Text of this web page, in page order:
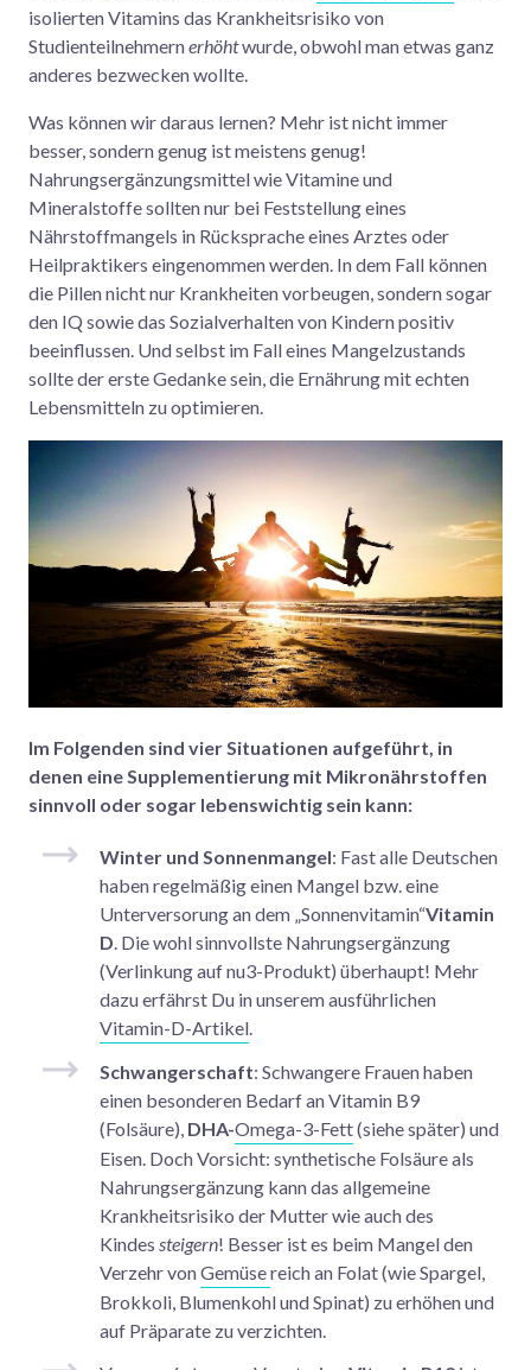
isolierten Vitamins das Krankheitsrisiko von
Studienteilnehmernerhöhtwurde, obwohl man etwas ganz
anderes bezwecken wollte.
Was können wir daraus lernen? Mehr ist nicht immer
besser, sondern genug ist meistens genug!
Nahrungsergänzungsmittel wie Vitamine und
Mineralstoffe sollten nur bei Feststellung eines
Nährstoffmangels in Rücksprache eines Arztes oder
Heilpraktikers eingenommen werden. In dem Fall können
die Pillen nicht nur Krankheiten vorbeugen, sondern sogar
den IQ sowie das Sozialverhalten von Kindern positiv
beeinflussen. Und selbst im Fall eines Mangelzustands
sollte der erste Gedanke sein, die Ernährung mit echten
Lebensmitteln zu optimieren.
Im Folgenden sind vier Situationen aufgeführt, in
denen eine Supplementierung mit Mikronährstoffen
sinnvoll oder sogar lebenswichtig sein kann:
Winter und Sonnenmangel: Fast alle Deutschen
haben regelmäßig einen Mangel bzw. eine
Unterversorung an dem „Sonnenvitamin“Vitamin
D. Die wohl sinnvollste Nahrungsergänzung
(Verlinkung auf nu3-Produkt) überhaupt! Mehr
dazu erfährst Du in unserem ausführlichen
Vitamin-D-Artikel.
Schwangerschaft: Schwangere Frauen haben
einen besonderen Bedarf an Vitamin B9
(Folsäure), DHA-Omega-3-Fett(siehe später) und
Eisen. Doch Vorsicht: synthetische Folsäure als
Nahrungsergänzung kann das allgemeine
Krankheitsrisiko der Mutter wie auch des
Kindes steigern! Besser ist es beim Mangel den
Verzehr vonGemüsereich an Folat (wie Spargel,
Brokkoli, Blumenkohl und Spinat) zu erhöhen und
auf Präparate zu verzichten.